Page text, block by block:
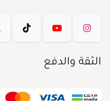
الثقة والدفع